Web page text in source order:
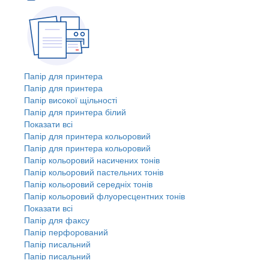
Папір для принтера
Папір для принтера
Папір високої щільності
Папір для принтера білий
Показати всі
Папір для принтера кольоровий
Папір для принтера кольоровий
Папір кольоровий насичених тонів
Папір кольоровий пастельних тонів
Папір кольоровий середніх тонів
Папір кольоровий флуоресцентних тонів
Показати всі
Папір для факсу
Папір перфорований
Папір писальний
Папір писальний